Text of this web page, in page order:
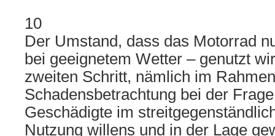
10
Der Umstand, dass das Motorrad
bei geeignetem Wetter – genutzt
zweiten Schritt, nämlich im
Schadensbetrachtung bei der
Geschädigte im
Nutzung willens und in der Lage